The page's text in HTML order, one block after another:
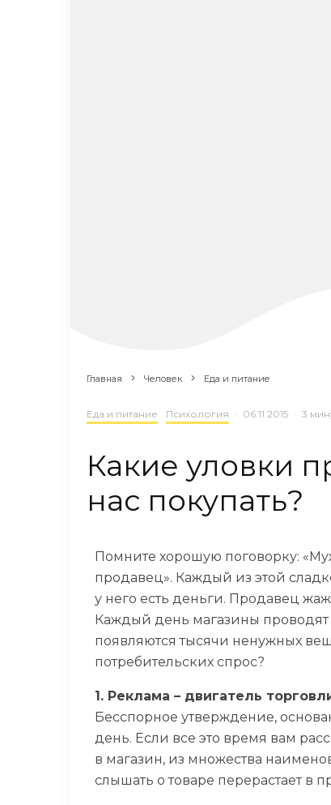
Главная Человек Еда и питание
Еда и питание Психология · 06.11.2015 · 3
Какие уловки
нас покупать?
Помните хорошую поговорку:
продавец». Каждый из этой
у него есть деньги. Продавец
Каждый день магазины проводят
появляются тысячи ненужных
потребительских спрос?
1. Реклама – двигатель
Бесспорное утверждение,
день. Если все это время вам
в магазин, из множества
слышать о товаре перерастает в